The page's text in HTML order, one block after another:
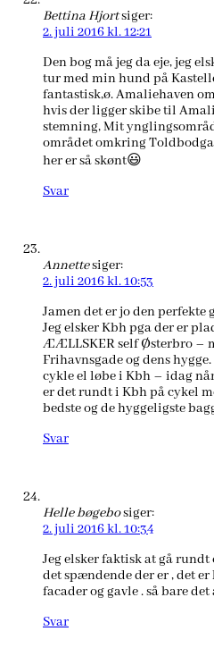
Bettina Hjortsiger:
2. juli 2016 kl. 12:21
Den bog må jeg da eje, jeg
tur med min hund på
fantastisk,ø. Amaliehaven
hvis der ligger skibe til
stemning, Mit
området omkring
her er så skønt😃
Svar
Annettesiger:
2. juli 2016 kl. 10:53
Jamen det er jo den perfekte
Jeg elsker Kbh pga der er
ÆÆLLSKER self Østerbro –
Frihavnsgade og dens
cykle el løbe i Kbh – idag
er det rundt i Kbh på cykel
bedste og de hyggeligste
Svar
Helle bøgebosiger:
2. juli 2016 kl. 10:34
Jeg elsker faktisk at gå rundt
det spændende der er , det
facader og gavle . så bare
Svar